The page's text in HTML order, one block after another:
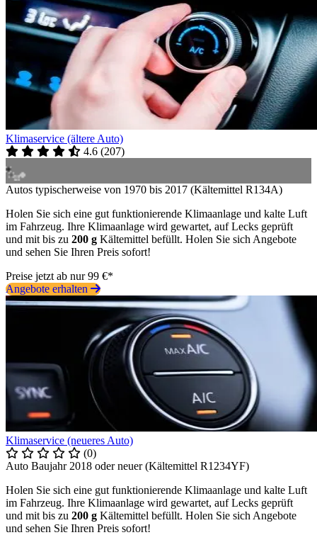
Klimaservice (ältere Auto)
4.6 (207)
Autos typischerweise von 1970 bis 2017 (Kältemittel R134A)
Holen Sie sich eine gut funktionierende Klimaanlage und kalte Luft
im Fahrzeug. Ihre Klimaanlage wird gewartet, auf Lecks geprüft
und mit bis zu 200 g Kältemittel befüllt. Holen Sie sich Angebote
und sehen Sie Ihren Preis sofort!
Preise jetzt ab nur 99 €*
Angebote erhalten
Klimaservice (neueres Auto)
(0)
Auto Baujahr 2018 oder neuer (Kältemittel R1234YF)
Holen Sie sich eine gut funktionierende Klimaanlage und kalte Luft
im Fahrzeug. Ihre Klimaanlage wird gewartet, auf Lecks geprüft
und mit bis zu 200 g Kältemittel befüllt. Holen Sie sich Angebote
und sehen Sie Ihren Preis sofort!